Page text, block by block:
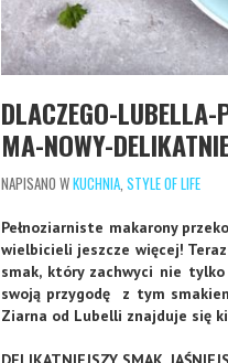
DLACZEGO-
MA-NOWY-
NAPISANO WKUCHNIA STYLE OF LIFE
Pełnoziarniste makarony
wielbicieli jeszcze więcej!
smak, który zachwyci nie
swoją przygodę z tym
Ziarna od Lubelli znajduje się